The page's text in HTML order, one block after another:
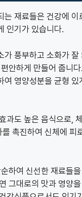
는 재료들은 건강에 이
인기가 있습니다.
가 풍부하고 소화가 잘
안하게 만들어 줍니
여 영양성분을 균형 있
과도 높은 음식으로,
촉진하여 신체에 피
하여 신선한 재료들
그대로의 맛과 영양